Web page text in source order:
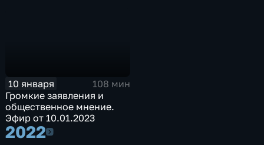
10 января
108 мин
Громкие заявления и
общественное мнение.
Эфир от 10.01.2023
20222022